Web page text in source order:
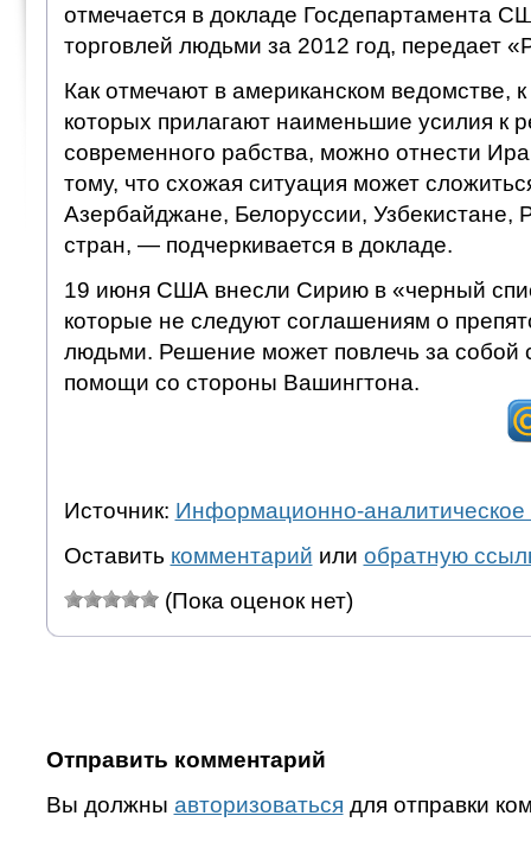
отмечается в докладе Госдепартамента
торговлей людьми за 2012 год, передает
Как отмечают в американском ведомстве,
которых прилагают наименьшие усилия к
современного рабства, можно отнести
тому, что схожая ситуация может
Азербайджане, Белоруссии, Узбекистане,
стран, — подчеркивается в докладе.
19 июня США внесли Сирию в «черный
которые не следуют соглашениям о
людьми. Решение может повлечь за собой
помощи со стороны Вашингтона.
Источник: Информационно-аналитическое
Оставить комментарий или обратную
(Пока оценок нет)
Отправить комментарий
Вы должны авторизоваться для отправки